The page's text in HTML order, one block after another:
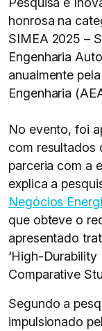
honrosa na
SIMEA 2025 –
Engenharia
anualmente
Engenharia
No evento, foi
com resultados
parceria com a
explica a
Negócios
que obteve o
apresentado
‘High-
Comparative
Segundo a
impulsionado